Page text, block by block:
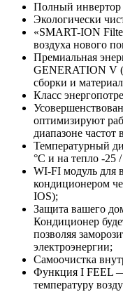
Полный инвертор
Экологически
«SMART-ION
воздуха нового
Премиальная
GENERATION V
сборки и
Класс
оптимизируют
диапазоне частот
Температурный
°C и на тепло -25
WI-FI модуль для
кондиционером
IOS);
Защита вашего
Кондиционер
позволяя
электроэнергии;
Самоочистка
Функция I FEEL
температуру